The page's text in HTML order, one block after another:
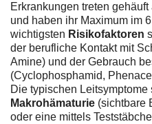
Erkrankungen treten
und haben ihr Maximum im
wichtigsten Risikofaktoren
der berufliche Kontakt mit
Amine) und der Gebrauch
(Cyclophosphamid,
Die typischen Leitsymptome
Makrohämaturie (sichtbare
oder eine mittels